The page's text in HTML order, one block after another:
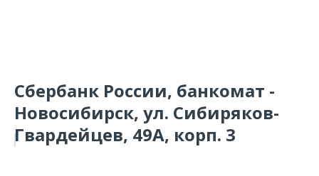
Сбербанк России, банкомат -
Новосибирск, ул. Сибиряков-
Гвардейцев, 49А, корп. 3